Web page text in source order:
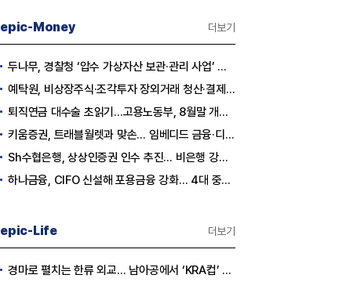
epic-Money 더보기
두나무, 경찰청 ‘압수 가상자산 보관·관리 사업’ 최종 낙찰
예탁원, 비상장주식·조각투자 장외거래 청산·결제 인프라 구축 착수
퇴직연금 대수술 초읽기…고용노동부, 8월말 개정안 발표
키움증권, 트래블월렛과 맞손… 임베디드 금융·디지털 자산 신사업 추진
Sh수협은행, 상상인증권 인수 추진… 비은행 강화 ‘금융그룹’ 도약 발판
하나금융, CIFO 신설해 포용금융 강화… 4대 중심축 중심 상반기 목표 60% 달성
epic-Life 더보기
경마로 펼치는 한류 외교… 남아공에서 ‘KRA컵’ 개최하는 한국마사회